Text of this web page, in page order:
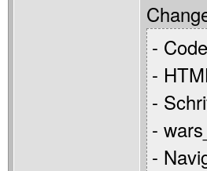
-
-
-
-
-